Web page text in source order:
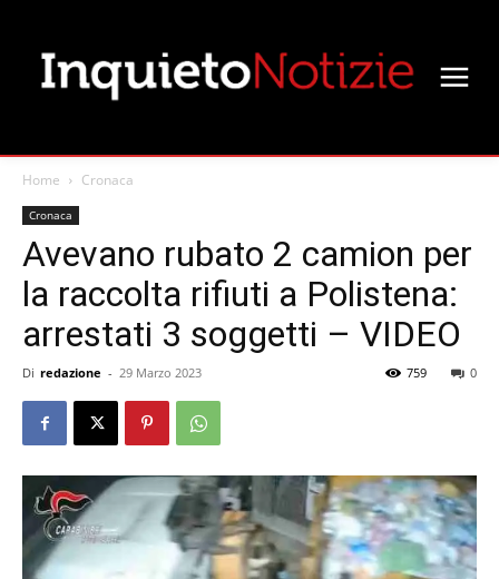
Home Cronaca
Cronaca
Avevano rubato 2 camion per
la raccolta rifiuti a Polistena:
arrestati 3 soggetti – VIDEO
Di redazione - 29 Marzo 2023 0
759